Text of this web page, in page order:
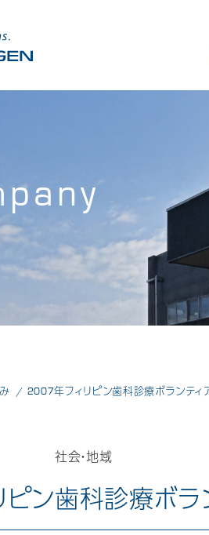
2007年フィリピン歯科診療ボランティ
社会・地域
ン歯科診療ボラ